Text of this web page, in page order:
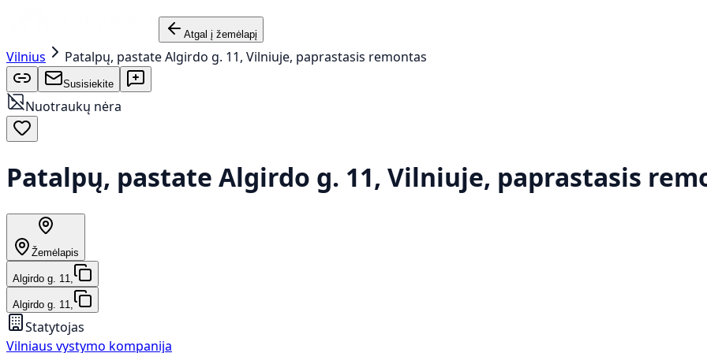
Atgal į žemėlapį
Vilnius Patalpų, pastate Algirdo g. 11, Vilniuje, paprastasis remontas
Susisiekite
Nuotraukų nėra
Patalpų, pastate Algirdo g. 11, Vilniuje, paprastasis
Žemėlapis
Algirdo g. 11,
Algirdo g. 11,
Statytojas
Vilniaus vystymo kompanija